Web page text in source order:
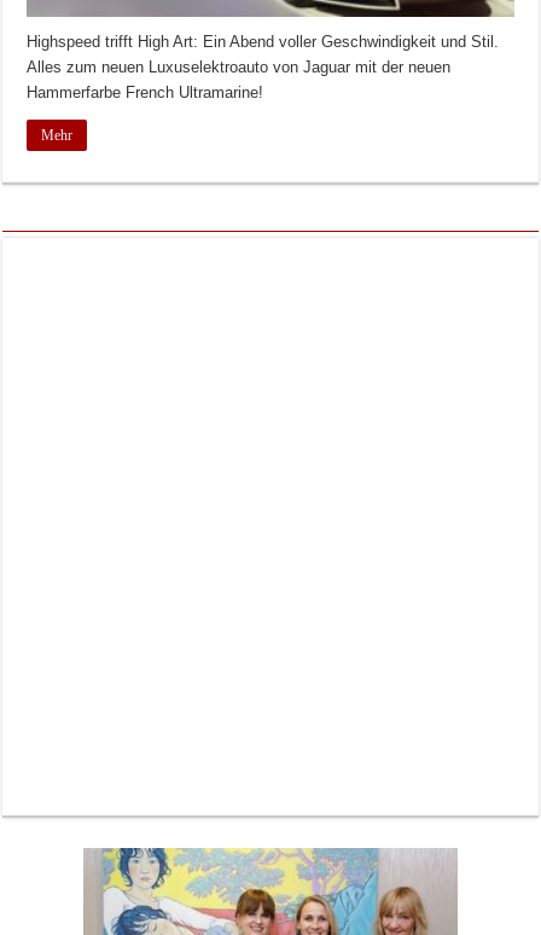
Highspeed trifft High Art: Ein Abend voller Geschwindigkeit und Stil.
Alles zum neuen Luxuselektroauto von Jaguar mit der neuen
Hammerfarbe French Ultramarine!
Mehr